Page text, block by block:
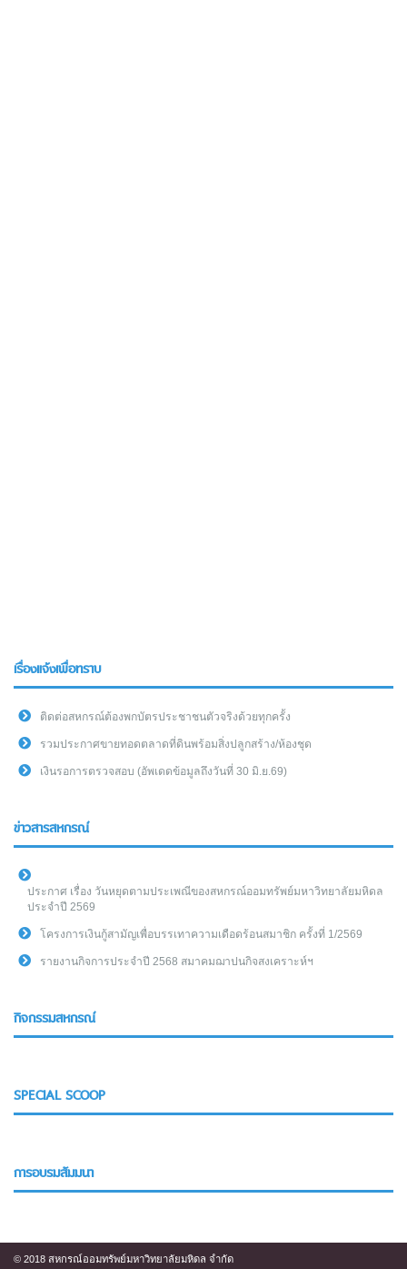
เรื่องแจ้งเพื่อทราบ
ติดต่อสหกรณ์ต้องพกบัตรประชาชนตัวจริงด้วยทุกครั้ง
รวมประกาศขายทอดตลาดที่ดินพร้อมสิ่งปลูกสร้าง/ห้องชุด
เงินรอการตรวจสอบ (อัพเดดข้อมูลถึงวันที่ 30 มิ.ย.69)
ข่าวสารสหกรณ์
ประกาศ เรื่อง วันหยุดตามประเพณีของสหกรณ์ออมทรัพย์มหาวิทยาลัยมหิดล
ประจำปี 2569
โครงการเงินกู้สามัญเพื่อบรรเทาความเดือดร้อนสมาชิก ครั้งที่ 1/2569
รายงานกิจการประจำปี 2568 สมาคมฌาปนกิจสงเคราะห์ฯ
กิจกรรมสหกรณ์
SPECIAL SCOOP
การอบรมสัมมนา
© 2018 สหกรณ์ออมทรัพย์มหาวิทยาลัยมหิดล จำกัด